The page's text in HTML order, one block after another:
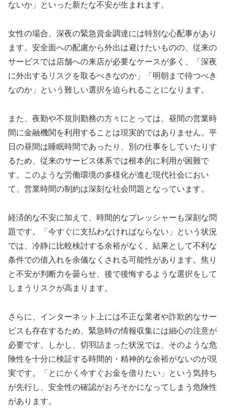
ないか」といった新たな不安が生まれます。
女性の場合、深夜の緊急資金調達には特別な心配事があり
ます。安全面への配慮から外出は避けたいものの、従来の
サービスでは店舗への来店が必要なケースが多く、「深夜
に外出するリスクを取るべきなのか」「明朝まで待つべき
なのか」という難しい選択を迫られることになります。
また、夜勤や不規則勤務の方々にとっては、昼間の営業時
間に金融機関を利用することは現実的ではありません。平
日の昼間は睡眠時間であったり、別の仕事をしていたりす
るため、従来のサービス体系では根本的に利用が困難で
す。このような労働環境の多様化が進む現代社会におい
て、営業時間の制約は深刻な社会問題となっています。
経済的な不安に加えて、時間的なプレッシャーも深刻な問
題です。「今すぐに支払わなければならない」という状況
では、冷静に比較検討する余裕がなく、結果として不利な
条件での借入れを余儀なくされる可能性があります。焦り
と不安が判断力を曇らせ、後で後悔するような選択をして
しまうリスクが高まります。
さらに、インターネット上には不正な業者や詐欺的なサー
ビスも存在するため、緊急時の情報収集には細心の注意が
必要です。しかし、切羽詰まった状況では、そのような危
険性を十分に検証する時間的・精神的な余裕がないのが現
実です。「とにかく今すぐお金を借りたい」という気持ち
が先行し、安全性の確認がおろそかになってしまう危険性
があります。